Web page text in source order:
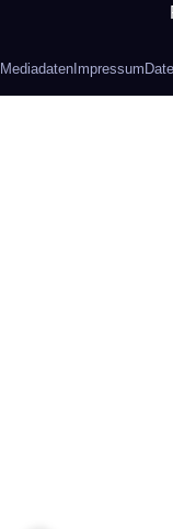
MediadatenImpressum